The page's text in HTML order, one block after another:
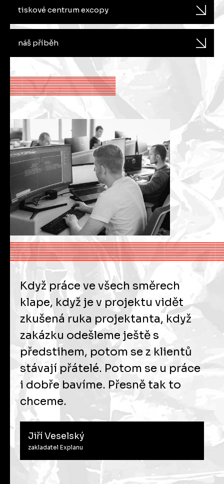
tiskové centrum excopy
náš příběh
Když práce ve všech směrech
klape, když je v projektu vidět
zkušená ruka projektanta, když
zakázku odešleme ještě s
předstihem, potom se z klientů
stávají přátelé. Potom se u práce
i dobře bavíme. Přesně tak to
chceme.
Jiří Veselský
zakladatel Explanu